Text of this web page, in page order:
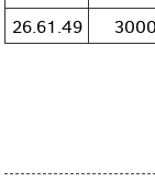
26.61.49
3000